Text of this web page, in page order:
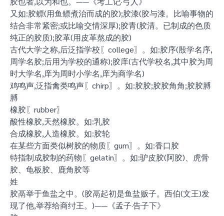
又如:胶鳔(用鱼鳔煮治而成的胶);胶漆(胶与漆。比喻事物的
结合非常紧密;或比喻交情深厚);胶青(胶清。已制成的色质
纯正的胶质);胶革(用皮革熬成的胶)
古代大学之称,后泛指学校〖college〗。如:胶序(殷学名序,
周学名胶;后用为学校的通称);胶庠(古代学校名,其中胶为周
时大学名,庠为周时小学名,庠为商学名)
鸡鸣声,泛指禽类鸣声〖chirp〗。如:胶胶;胶胶角角;胶胶膊
膊
橡胶〖rubber〗
酸性橡胶,天然橡胶。如:乳胶
合成橡胶,人造橡胶。如:胶轮
在某些方面类似树胶的物质〖gum〗。如:香口胶
特指制成胶制的药物〖gelatin〗。如:驴皮胶(阿胶)、虎骨
胶、龟板胶、鹿角胶等
姓
胶鬲举于鱼盐之中。(胶鬲起初是鱼盐贩子。西伯(文王)发
现了他,举荐给商纣王。)——《孟子·告子下》